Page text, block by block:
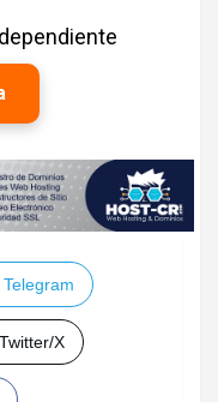
Telegram
Twitter/X